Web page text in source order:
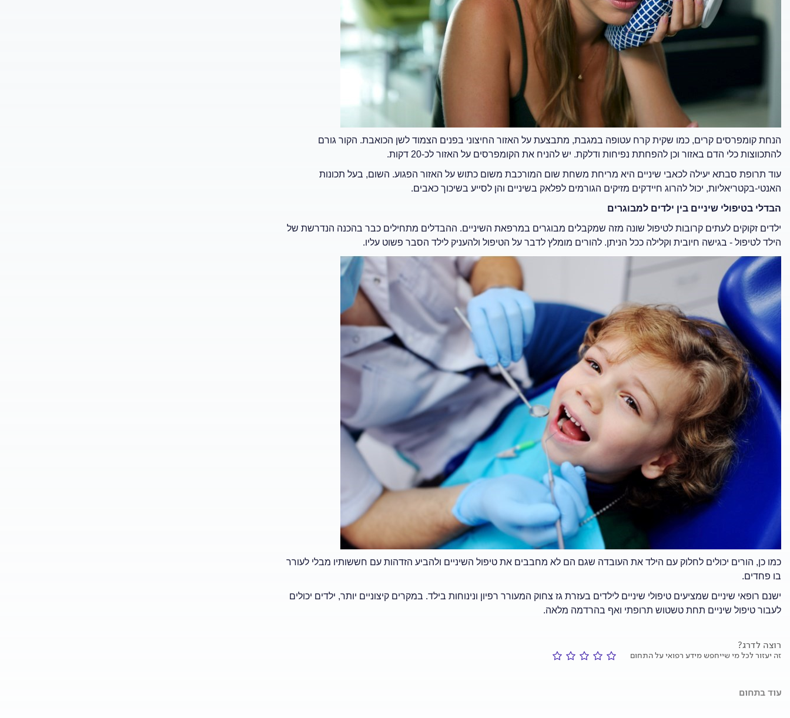
הנחת קומפרסים קרים, כמו שקית קרח עטופה במגבת, מתבצעת על האזור החיצוני בפנים הצמוד לשן הכואבת. הקור גורם
להתכווצות כלי הדם באזור וכן להפחתת נפיחות ודלקת. יש להניח את הקומפרסים על האזור לכ-20 דקות.
עוד תרופת סבתא יעילה לכאבי שיניים היא מריחת משחת שום המורכבת משום כתוש על האזור הפגוע. השום, בעל תכונות
האנטי-בקטריאליות, יכול להרוג חיידקים מזיקים הגורמים לפלאק בשיניים והן לסייע בשיכוך כאבים.
הבדלי בטיפולי שיניים בין ילדים למבוגרים
ילדים זקוקים לעתים קרובות לטיפול שונה מזה שמקבלים מבוגרים במרפאת השיניים. ההבדלים מתחילים כבר בהכנה הנדרשת של
הילד לטיפול - בגישה חיובית וקלילה ככל הניתן. להורים מומלץ לדבר על הטיפול ולהעניק לילד הסבר פשוט עליו.
כמו כן, הורים יכולים לחלוק עם הילד את העובדה שגם הם לא מחבבים את טיפול השיניים ולהביע הזדהות עם חששותיו מבלי לעורר
בו פחדים.
ישנם רופאי שיניים שמציעים טיפולי שיניים לילדים בעזרת גז צחוק המעורר רפיון ונינוחות בילד. במקרים קיצוניים יותר, ילדים יכולים
לעבור טיפול שיניים תחת טשטוש תרופתי ואף בהרדמה מלאה.
רוצה לדרג?
זה יעזור לכל מי שייחפש מידע רפואי על התחום
עוד בתחום